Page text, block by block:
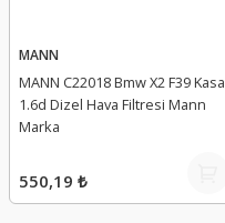
MANN
MANN C22018 Bmw X2 F39 Kasa
1.6d Dizel Hava Filtresi Mann
Marka
550,19 ₺